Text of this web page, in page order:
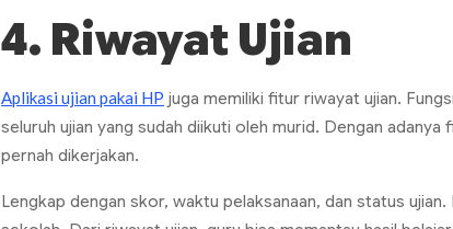
4. Riwayat Ujian
Aplikasi ujian pakai HP juga memiliki fitur riwayat ujian.
seluruh ujian yang sudah diikuti oleh murid. Dengan
pernah dikerjakan.
Lengkap dengan skor, waktu pelaksanaan, dan status